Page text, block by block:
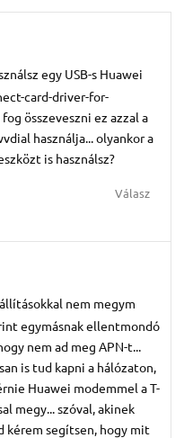
egy USB-s Huawei
card-driver-for-
összeveszni ez azzal a
használja... olyankor a
is használsz?
Válasz
nem megym
egymásnak ellentmondó
nem ad meg APN-t...
is tud kapni a hálózaton,
Huawei modemmel a T-
megy... szóval, akinek
kérem segítsen, hogy mit